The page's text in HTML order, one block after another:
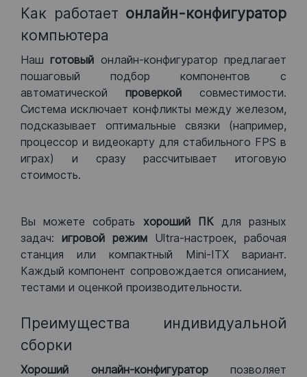
Как работает онлайн-конфигуратор
компьютера
Нашготовый онлайн-конфигуратор предлагает
пошаговый подбор компонентов с
автоматической проверкой совместимости.
Система исключает конфликты между железом,
подсказывает оптимальные связки (например,
процессор и видеокарту для стабильного FPS в
играх) и сразу рассчитывает итоговую
стоимость.
Вы можете собрать хороший ПКдля разных
задач: игровой режим Ultra-настроек, рабочая
станция или компактный Mini-ITX вариант.
Каждый компонент сопровождается описанием,
тестами и оценкой производительности.
Преимущества индивидуальной
сборки
Хороший онлайн-конфигураторпозволяет